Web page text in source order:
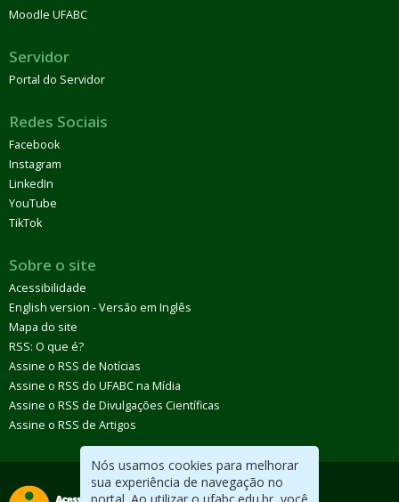
Nós usamos cookies para melhorar
sua experiência de navegação no
Moodle UFABC
Servidor
Portal do Servidor
Redes Sociais
Facebook
Instagram
LinkedIn
YouTube
TikTok
Sobre o site
Acessibilidade
English version - Versão em Inglês
Mapa do site
RSS: O que é?
Assine o RSS de Notícias
Assine o RSS do UFABC na Mídia
Assine o RSS de Divulgações Científicas
Assine o RSS de Artigos